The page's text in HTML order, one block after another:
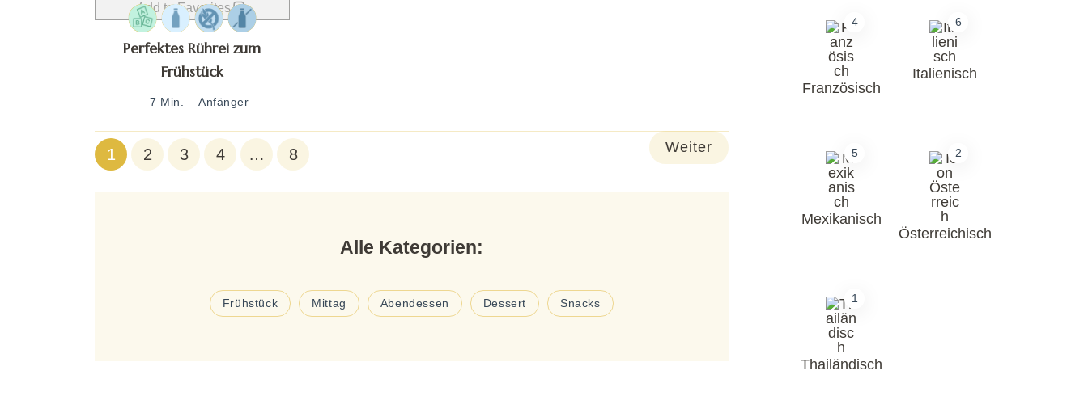
Add to Favorites
Perfektes Rührei zum
Frühstück
7 Min. Anfänger
1 2 3 4 … 8 Weiter
Alle Kategorien:
Frühstück Mittag Abendessen Dessert Snacks
4
Französisch
6
Italienisch
5
Mexikanisch
2
Österreichisch
1
Thailändisch